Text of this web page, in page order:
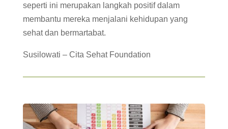
seperti ini merupakan langkah positif dalam
membantu mereka menjalani kehidupan yang
sehat dan bermartabat.
Susilowati – Cita Sehat Foundation